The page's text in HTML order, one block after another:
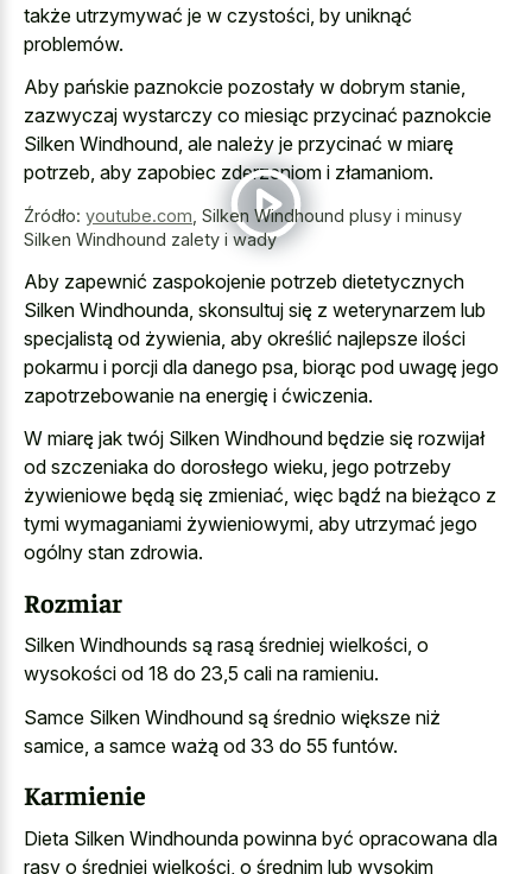
także utrzymywać je w czystości, by uniknąć
problemów.
Aby pańskie paznokcie pozostały w dobrym stanie,
zazwyczaj wystarczy co miesiąc przycinać paznokcie
Silken Windhound, ale należy je przycinać w miarę
potrzeb, aby zapobiec zderzeniom i złamaniom.
Źródło: youtube.com Silken Windhound plusy i minusy
Silken Windhound zalety i wady
Aby zapewnić zaspokojenie potrzeb dietetycznych
Silken Windhounda, skonsultuj się z weterynarzem lub
specjalistą od żywienia, aby określić najlepsze ilości
pokarmu i porcji dla danego psa, biorąc pod uwagę jego
zapotrzebowanie na energię i ćwiczenia.
W miarę jak twój Silken Windhound będzie się rozwijał
od szczeniaka do dorosłego wieku, jego potrzeby
żywieniowe będą się zmieniać, więc bądź na bieżąco z
tymi wymaganiami żywieniowymi, aby utrzymać jego
ogólny stan zdrowia.
Rozmiar
Silken Windhounds są rasą średniej wielkości, o
wysokości od 18 do 23,5 cali na ramieniu.
Samce Silken Windhound są średnio większe niż
samice, a samce ważą od 33 do 55 funtów.
Karmienie
Dieta Silken Windhounda powinna być opracowana dla
rasy o średniej wielkości, o średnim lub wysokim